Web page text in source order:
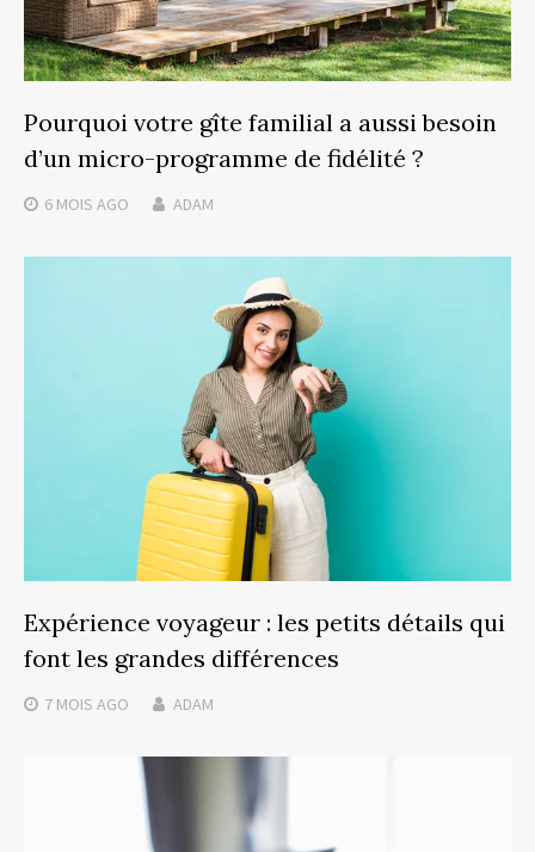
Pourquoi votre gîte familial a aussi besoin
d’un micro-programme de fidélité ?
6 MOIS AGO ADAM
Expérience voyageur : les petits détails qui
font les grandes différences
7 MOIS AGO ADAM